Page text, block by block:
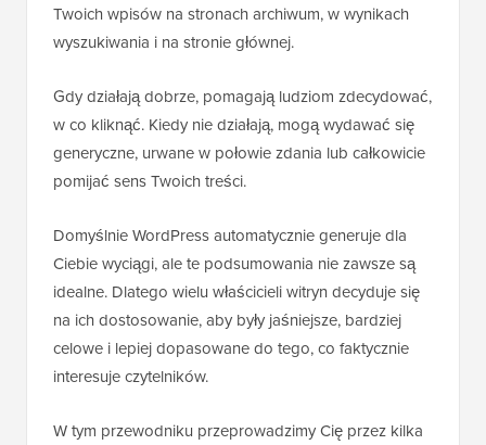
Twoich wpisów na stronach archiwum, w wynikach
wyszukiwania i na stronie głównej.
Gdy działają dobrze, pomagają ludziom zdecydować,
w co kliknąć. Kiedy nie działają, mogą wydawać się
generyczne, urwane w połowie zdania lub całkowicie
pomijać sens Twoich treści.
Domyślnie WordPress automatycznie generuje dla
Ciebie wyciągi, ale te podsumowania nie zawsze są
idealne. Dlatego wielu właścicieli witryn decyduje się
na ich dostosowanie, aby były jaśniejsze, bardziej
celowe i lepiej dopasowane do tego, co faktycznie
interesuje czytelników.
W tym przewodniku przeprowadzimy Cię przez kilka